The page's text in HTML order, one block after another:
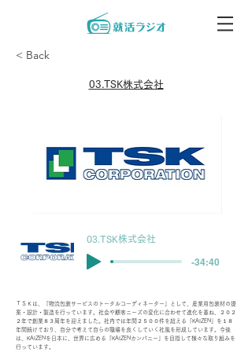
< Back
03.TSK株式会社
03.TSK株式会社
-34:40
ＴＳＫは、「物流包装サービスのトータルコーディネーター」として、産業用包装材の提
案・設計・製造を行っています。社会や顧客ニーズの変化に合わせて進化を重ね、２０２
２年で創業８３周年を迎えました。社内では年間２５００件を超える「KAIZEN」を１８
年間続けており、自分で考えて自らの職場を良くしていく社風を形成しています。今後
は、KAIZENを日本に、世界に広める「KAIZENカンパニー」を目指して様々な取り組みを
行っています。